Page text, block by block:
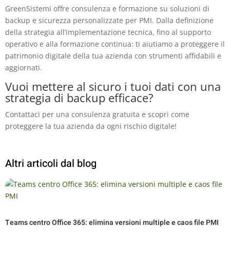
GreenSistemi offre consulenza e formazione su soluzioni di
backup e sicurezza personalizzate per PMI. Dalla definizione
della strategia all’implementazione tecnica, fino al supporto
operativo e alla formazione continua: ti aiutiamo a proteggere il
patrimonio digitale della tua azienda con strumenti affidabili e
aggiornati.
Vuoi mettere al sicuro i tuoi dati con una
strategia di backup efficace?
Contattaci per una consulenza gratuita e scopri come
proteggere la tua azienda da ogni rischio digitale!
Altri articoli dal blog
Teams centro Office 365: elimina versioni multiple e caos file PMI